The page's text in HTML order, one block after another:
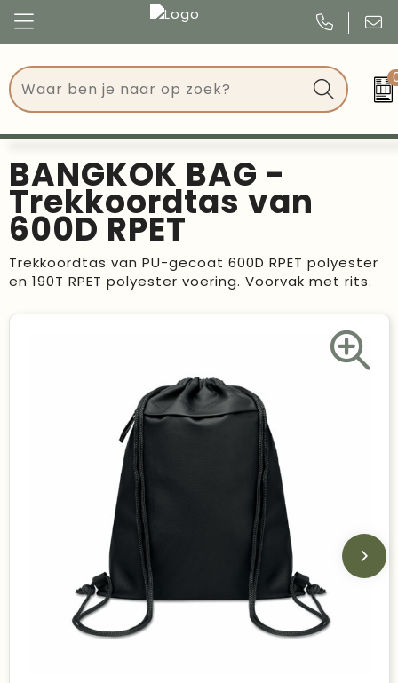
Tassen
Drinkwaren
Events
Give Aways
Geschenken
Schrijfwaren
Duurzame keuzes
Made in Europe
Recycled
Bestsellers
Congres
Events
Kerst
Verjaardagen
Voetbal, EK en WK
BANGKOK BAG -
Trekkoordtas van
600D RPET
Trekkoordtas van PU-gecoat 600D RPET polyester
en 190T RPET polyester voering. Voorvak met rits.